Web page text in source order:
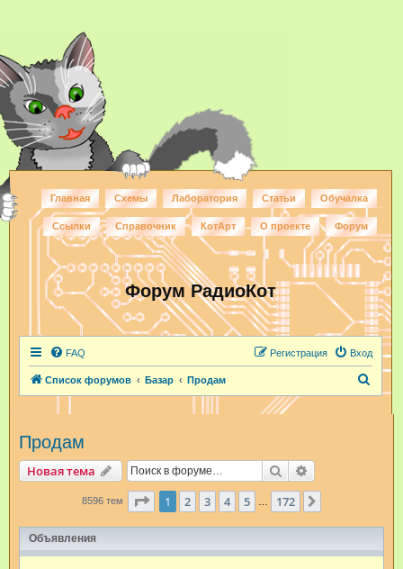
Главная Схемы Лаборатория Статьи Обучалка
Ссылки Справочник КотАрт О проекте Форум
Форум РадиоКот
FAQ Вход
Регистрация
Список форумов Базар Продам
Продам
Новая тема Поиск
8596 тем Страница из 172
1 2 3 4 5 172
Объявления